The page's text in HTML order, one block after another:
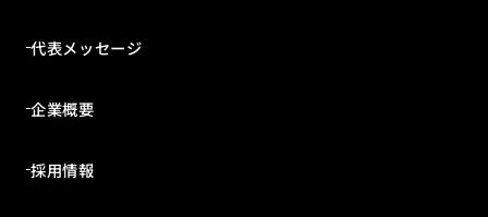
代表メッセージ
企業概要
採用情報